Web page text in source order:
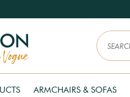
ARMCHAIRS & SOFAS